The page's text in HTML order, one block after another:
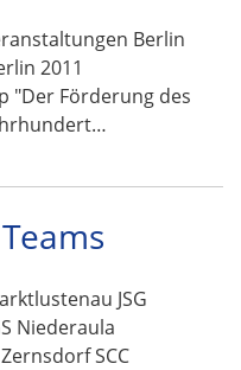
Berlin
2011
"Der Förderung des
JSG
Niederaula
SCC